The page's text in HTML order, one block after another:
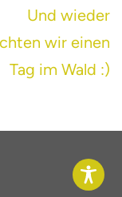
Und wieder
wir einen
Tag im Wald :)